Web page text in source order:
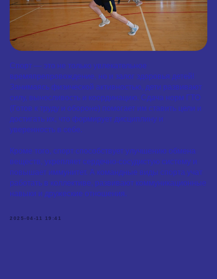
Спорт — это не только увлекательное
времяпрепровождение, но и залог здоровья детей!
Занимаясь физической активностью, дети развивают
силу, выносливость и координацию. Сдача норм ГТО
(Готов к труду и обороне) помогает им ставить цели и
достигать их, что формирует дисциплину и
уверенность в себе.
Кроме того, спорт способствует улучшению обмена
веществ, укрепляет сердечно-сосудистую систему и
повышает иммунитет. А командные виды спорта учат
работать в коллективе, развивают коммуникационные
навыки и дружеские отношения.
2025-04-11 19:41